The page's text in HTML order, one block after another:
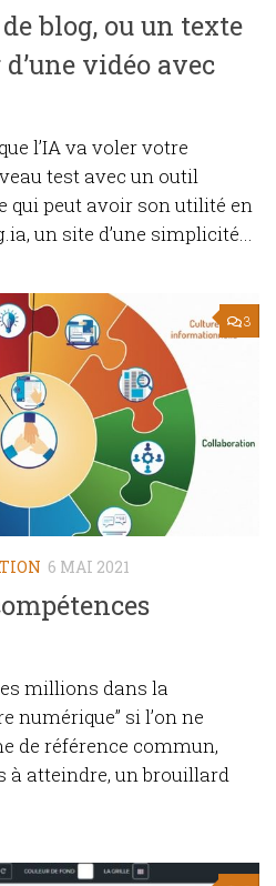
blog, ou un texte
vidéo avec
l’IA va voler votre
test avec un outil
qui peut avoir son utilité en
un site d’une simplicité...
3
6 MAI 2021
millions dans la
numérique” si l’on ne
de référence commun,
à atteindre, un brouillard